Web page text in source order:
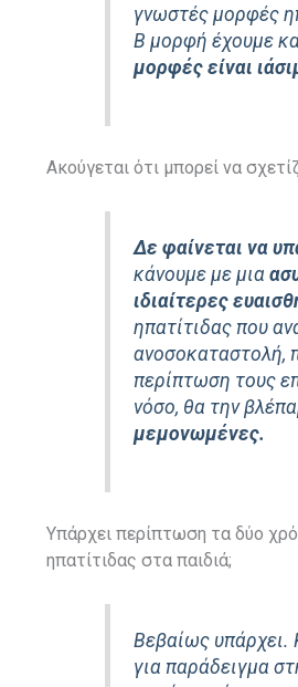
γνωστές μορφές
Β μορφή έχουμε
μορφές είναι
Aκούγεται ότι μπορεί να
Δε φαίνεται να
κάνουμε με μια
ιδιαίτερες
ηπατίτιδας που
ανοσοκαταστολή,
περίπτωση τους
νόσο, θα την
μεμονωμένες.
Υπάρχει περίπτωση τα δύο
ηπατίτιδας στα παιδιά;
Bεβαίως υπάρχει.
για παράδειγμα